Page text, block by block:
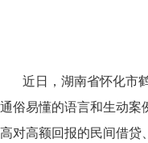
近日，湖南省怀化市鹤
通俗易懂的语言和生动案
高对高额回报的民间借贷